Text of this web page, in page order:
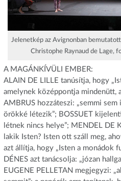
Jelenetkép az Avignonban bemutatott
Christophe Raynaud de Lage,
A MAGÁNKÍVÜLI EMBER:
ALAIN DE LILLE tanúsítja, hogy
amelynek középpontja mindenütt,
AMBRUS hozzáteszi: „semmi
örökké létezik”; BOSSUET
létnek nincs helye”; MENDEL DE
lakik Isten? Isten ott száll meg,
azt állítja, hogy „Isten a monádok
DÉNES azt tanácsolja: „józan
EUGENE PELLETAN megjegyzi: